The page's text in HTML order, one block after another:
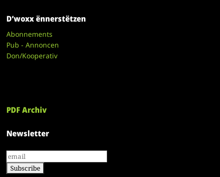
D’woxx ënnerstëtzen
Abonnements
Pub - Annoncen
Don/Kooperativ
PDF Archiv
Newsletter